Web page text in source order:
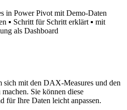
in Power Pivot mit Demo-Daten
▪ Schritt für Schritt erklärt ▪ mit
als Dashboard
sich mit den DAX-Measures und den
Sie können diese
für Ihre Daten leicht anpassen.